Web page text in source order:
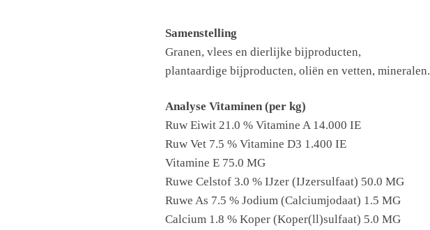
Samenstelling
Granen, vlees en dierlijke bijproducten,
plantaardige bijproducten, oliën en vetten, mineralen.
Analyse Vitaminen (per kg)
Ruw Eiwit 21.0 % Vitamine A 14.000 IE
Ruw Vet 7.5 % Vitamine D3 1.400 IE
Vitamine E 75.0 MG
Ruwe Celstof 3.0 % IJzer (IJzersulfaat) 50.0 MG
Ruwe As 7.5 % Jodium (Calciumjodaat) 1.5 MG
Calcium 1.8 % Koper (Koper(ll)sulfaat) 5.0 MG